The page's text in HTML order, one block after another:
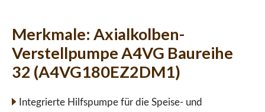
Merkmale: Axialkolben-
Verstellpumpe A4VG Baureihe
32 (A4VG180EZ2DM1)
Integrierte Hilfspumpe für die Speise- und